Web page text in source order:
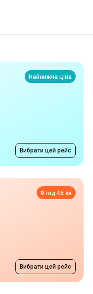
Найнижча ціна
Вибрати цей рейс
9 год 45 хв
Вибрати цей рейс